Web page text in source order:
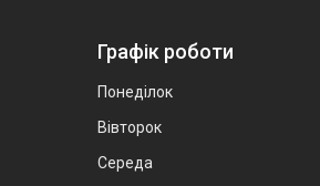
Графік роботи
Понеділок
Вівторок
Середа